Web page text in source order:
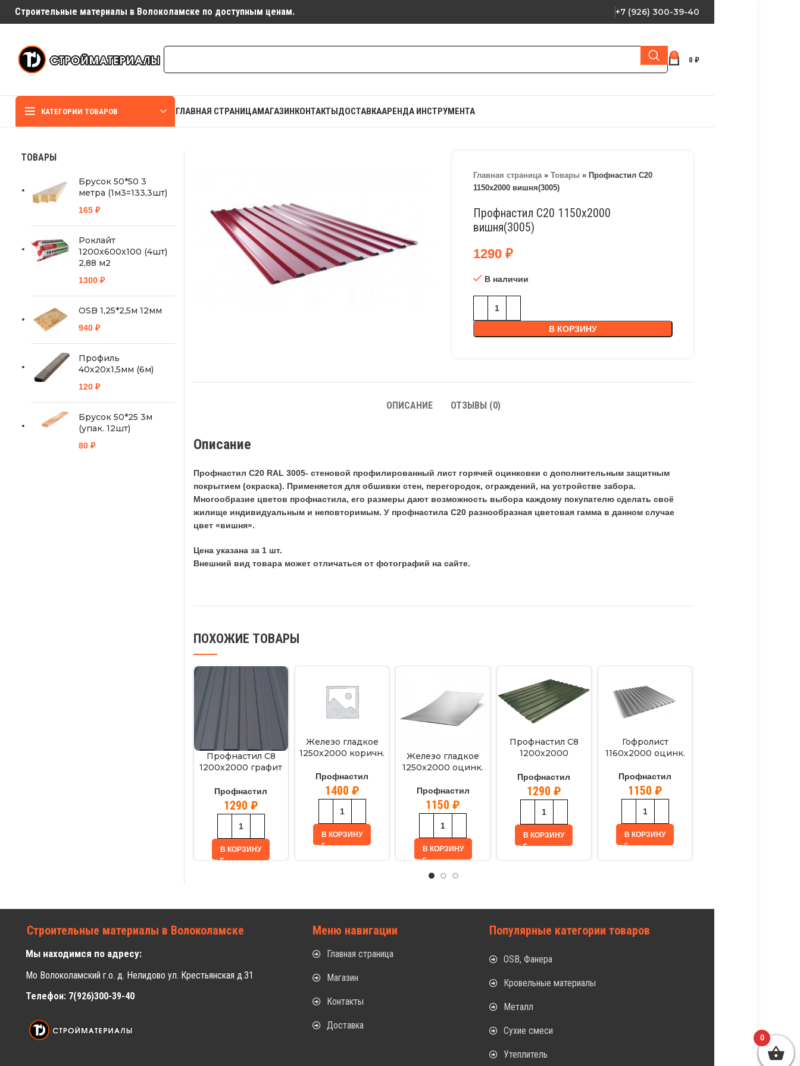
Строительные материалы в Волоколамске по доступным ценам. +7 (926) 300-39-40
0
0 ₽
КАТЕГОРИИ ТОВАРОВ ГЛАВНАЯ СТРАНИЦАМАГАЗИНКОНТАКТЫДОСТАВКААРЕНДА ИНСТРУМЕНТА
Главная страница» Товары » Профнастил С20
1150х2000 вишня(3005)
Профнастил С20 1150х2000
вишня(3005)
1290 ₽
В наличии
В КОРЗИНУ
ОПИСАНИЕ ОТЗЫВЫ (0)
Описание
Профнастил С20 RAL 3005- стеновой профилированный лист горячей оцинковки с дополнительным защитным
покрытием (окраска). Применяется для обшивки стен, перегородок, ограждений, на устройстве забора.
Многообразие цветов профнастила, его размеры дают возможность выбора каждому покупателю сделать своё
жилище индивидуальным и неповторимым. У профнастила С20 разнообразная цветовая гамма в данном случае
цвет «вишня».
Цена указана за 1 шт.
Внешний вид товара может отличаться от фотографий на сайте.
ПОХОЖИЕ ТОВАРЫ
Профнастил С8
1200х2000 графит
Профнастил
1290 ₽
В КОРЗИНУ
Железо гладкое
1250х2000 коричн.
Профнастил
1400 ₽
В КОРЗИНУ
Железо гладкое
1250х2000 оцинк.
Профнастил
1150₽
В КОРЗИНУ
Профнастил С8
1200х2000
Профнастил
1290 ₽
В КОРЗИНУ
Гофролист
1160х2000 оцинк.
Профнастил
1150 ₽
В КОРЗИНУ
ТОВАРЫ
Брусок 50*50 3
метра (1м3=133,3шт)
165 ₽
Роклайт
1200х600х100 (4шт)
2,88 м2
1300 ₽
OSB 1,25*2,5м 12мм
940 ₽
Профиль
40х20х1,5мм (6м)
120 ₽
Брусок 50*25 3м
(упак. 12шт)
80 ₽
Строительные материалы в Волоколамске
Мы находимся по адресу:
Мо Волоколамский г.о. д. Нелидово ул. Крестьянская д.31
Телефон: 7(926)300-39-40
Меню навигации
Главная страница
Магазин
Контакты
Доставка
Популярные категории товаров
OSB, Фанера
Кровельные материалы
Металл
Сухие смеси
Утеплитель
0